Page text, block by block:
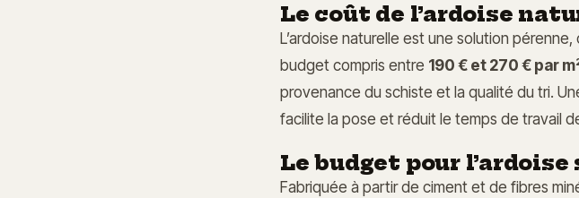
Le coût de l’ardoise
L’ardoise naturelle est une solution
budget compris entre 190 € et 270 € par
provenance du schiste et la qualité du tri.
facilite la pose et réduit le temps de travail
Le budget pour
Fabriquée à partir de ciment et de fibres